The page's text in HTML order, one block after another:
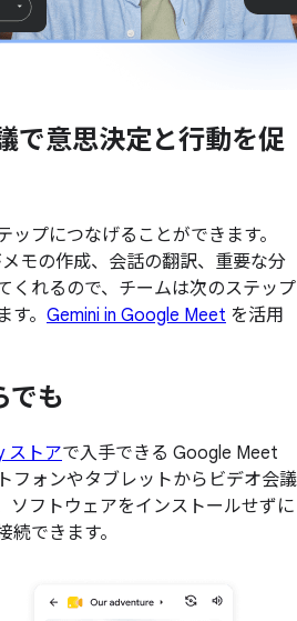
で意思決定と行動を促
プにつなげることができます。
モの作成、会話の翻訳、重要な分
くれるので、チームは次のステップ
。 Gemini in Google Meet を活用
でも
ストアで入手できる Google Meet
フォンやタブレットからビデオ会議
ソフトウェアをインストールせずに
できます。